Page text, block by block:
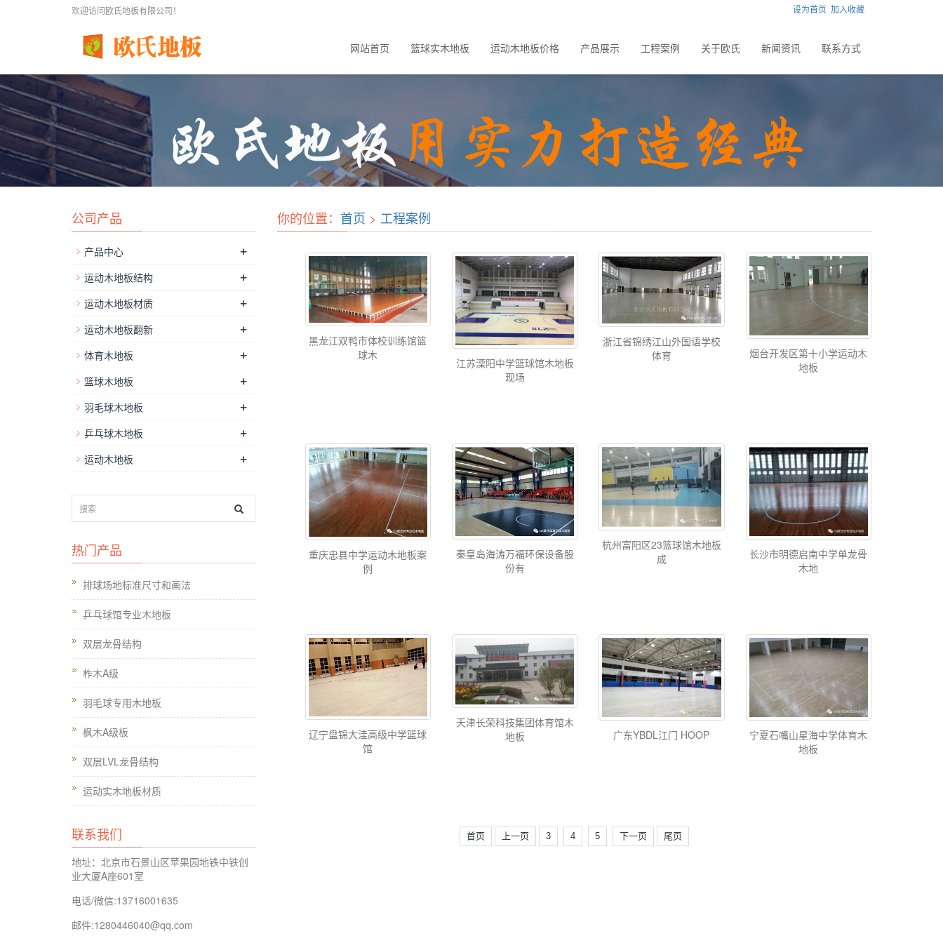
欢迎访问欧氏地板有限公司！ 设为首页 加入收藏
网站首页 篮球实木地板 运动木地板价格 产品展示 工程案例 关于欧氏 新闻资讯 联系方式
你的位置： 首页 > 工程案例
黑龙江双鸭市体校训练馆篮
球木
江苏溧阳中学篮球馆木地板
现场
浙江省锦绣江山外国语学校
体育
烟台开发区第十小学运动木
地板
重庆忠县中学运动木地板案
例
秦皇岛海涛万福环保设备股
份有
杭州富阳区23篮球馆木地板
成
长沙市明德启南中学单龙骨
木地
辽宁盘锦大洼高级中学篮球
馆
天津长荣科技集团体育馆木
地板
广东YBDL江门 HOOP
宁夏石嘴山星海中学体育木
地板
首页 上一页 3 4 5 下一页 尾页
公司产品
产品中心 +
运动木地板结构 +
运动木地板材质 +
运动木地板翻新 +
体育木地板 +
篮球木地板 +
羽毛球木地板 +
乒乓球木地板 +
运动木地板 +
热门产品
排球场地标准尺寸和画法
乒乓球馆专业木地板
双层龙骨结构
柞木A级
羽毛球专用木地板
枫木A级板
双层LVL龙骨结构
运动实木地板材质
联系我们
地址：北京市石景山区苹果园地铁中铁创
业大厦A座601室
电话/微信:13716001635
邮件:1280446040@qq.com